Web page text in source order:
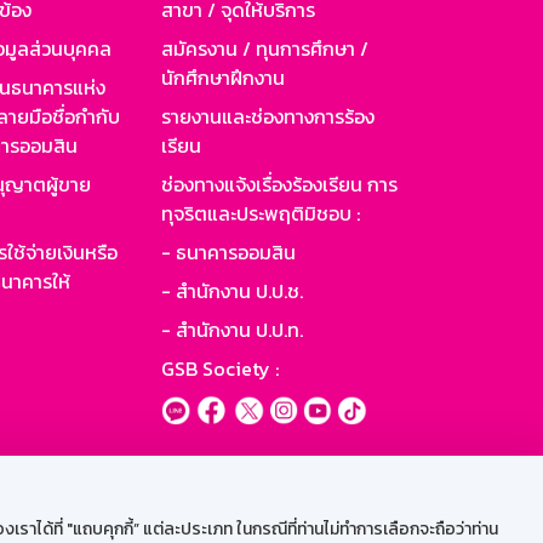
ได้ที่ "แถบคุกกี้” แต่ละประเภท ในกรณีที่ท่านไม่ทำการเลือกจะถือว่าท่าน
อง
มูลส่วนบุคคล
นาคารแห่ง
ายมือชื่อกำกับ
รออมสิน
ญาตผู้ขาย
ช้จ่ายเงินหรือ
คารให้
สาขา / จุดให้บริการ
สมัครงาน / ทุนการศึกษา /
นักศึกษาฝึกงาน
รายงานและช่องทางการร้อง
เรียน
ช่องทางแจ้งเรื่องร้องเรียน การ
ทุจริตและประพฤติมิชอบ :
- ธนาคารออมสิน
- สำนักงาน ป.ป.ช.
- สำนักงาน ป.ป.ท.
GSB Society :